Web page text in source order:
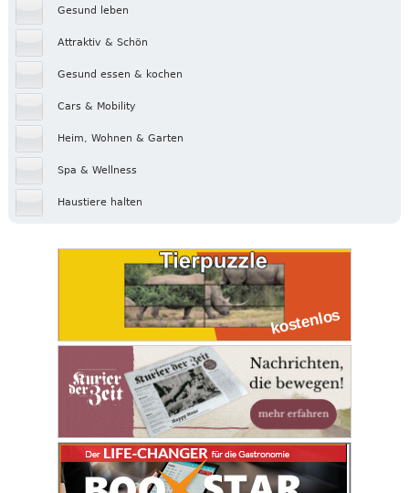
Gesund leben
Attraktiv & Schön
Gesund essen & kochen
Cars & Mobility
Heim, Wohnen & Garten
Spa & Wellness
Haustiere halten